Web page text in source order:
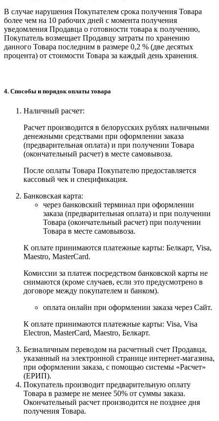
В случае нарушения Покупателем срока получения Товара
более чем на 10 рабочих дней с момента получения
уведомления Продавца о готовности товара к получению,
Покупатель возмещает Продавцу затраты по хранению
данного Товара последним в размере 0,2 % (две десятых
процента) от стоимости Товара за каждый день хранения.
4. Способы и порядок оплаты товара
Наличный расчет:
Расчет производится в белорусских рублях наличными
денежными средствами при оформлении заказа
(предварительная оплата) и при получении Товара
(окончательный расчет) в месте самовывоза.
После оплаты Товара Покупателю предоставляется
кассовый чек и спецификация.
Банковская карта:
через банковский терминал при оформлении
заказа (предварительная оплата) и при получении
Товара (окончательный расчет) при получении
Товара в месте самовывоза.
К оплате принимаются платежные карты: Белкарт, Visa,
Maestro, MasterCard.
Комиссии за платеж посредством банковской карты не
снимаются (кроме случаев, если это предусмотрено в
договоре между покупателем и банком).
оплата онлайн при оформлении заказа через Сайт.
К оплате принимаются платежные карты: Visa, Visa
Electron, MasterCard, Maestro, Белкарт.
Безналичным переводом на расчетный счет Продавца,
указанный на электронной странице интернет-магазина,
при оформлении заказа, с помощью системы «Расчет»
(ЕРИП).
Покупатель производит предварительную оплату
Товара в размере не менее 50% от суммы заказа.
Окончательный расчет производится не позднее дня
получения Товара.